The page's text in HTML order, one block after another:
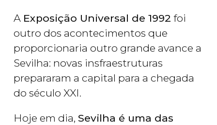
A Exposição Universal de 1992 foi
outro dos acontecimentos que
proporcionaria outro grande avance a
Sevilha: novas insfraestruturas
prepararam a capital para a chegada
do século XXI.
Hoje em dia, Sevilha é uma das